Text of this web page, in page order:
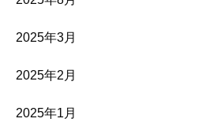
2025年3月
2025年2月
2025年1月